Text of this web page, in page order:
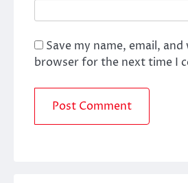
Save my name, email,
browser for the next time I